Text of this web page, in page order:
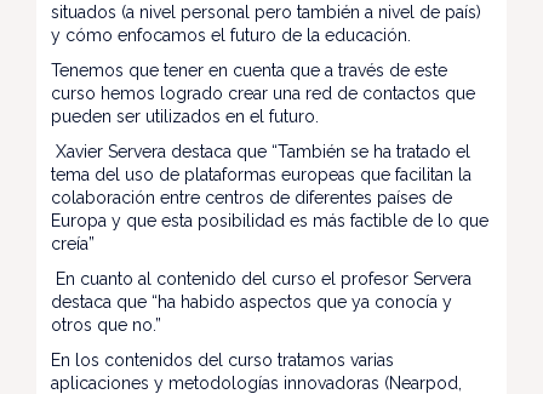
situados (a nivel personal pero también a nivel de país)
y cómo enfocamos el futuro de la educación.
Tenemos que tener en cuenta que a través de este
curso hemos logrado crear una red de contactos que
pueden ser utilizados en el futuro.
Xavier Servera destaca que “También se ha tratado el
tema del uso de plataformas europeas que facilitan la
colaboración entre centros de diferentes países de
Europa y que esta posibilidad es más factible de lo que
creía”
En cuanto al contenido del curso el profesor Servera
destaca que “ha habido aspectos que ya conocía y
otros que no.”
En los contenidos del curso tratamos varias
aplicaciones y metodologías innovadoras (Nearpod,